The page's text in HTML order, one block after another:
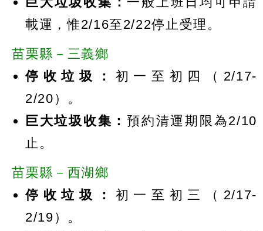
載運，惟2/16至2/22停止受理。
苗栗縣－三義鄉
停收垃圾： 初一至初四（2/17-
2/20）。
巨大垃圾收集：預約清運期限為2/10
止。
苗栗縣－西湖鄉
停收垃圾： 初一至初三（2/17-
2/19）。